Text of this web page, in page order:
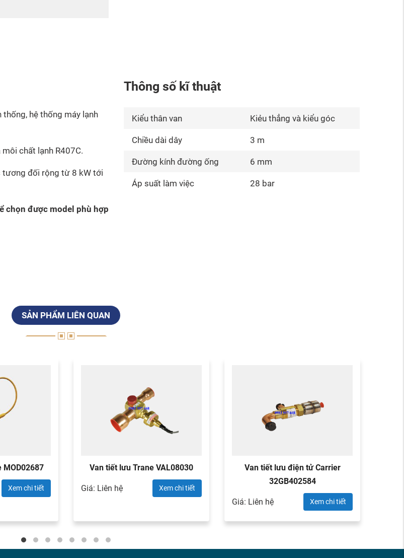
hệ thống máy lạnh
chất lạnh R407C.
tương đối rộng từ 8 kW tới
chọn được model phù hợp
Thông số kĩ thuật
Kiểu thân van Kiẻu thẳng và kiểu góc
Chiều dài dây 3 m
Đường kính đường ống 6 mm
Áp suất làm việc 28 bar
SẢN PHẨM LIÊN QUAN
MOD02687
Xem chi tiết
Van tiết lưu Trane VAL08030
Giá: Liên hệ Xem chi tiết
Van tiết lưu điện tử Carrier
32GB402584
Giá: Liên hệ Xem chi tiết